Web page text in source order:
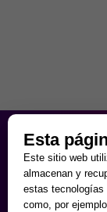
Esta
Este sitio web
almacenan y
estas tecnologías
como, por